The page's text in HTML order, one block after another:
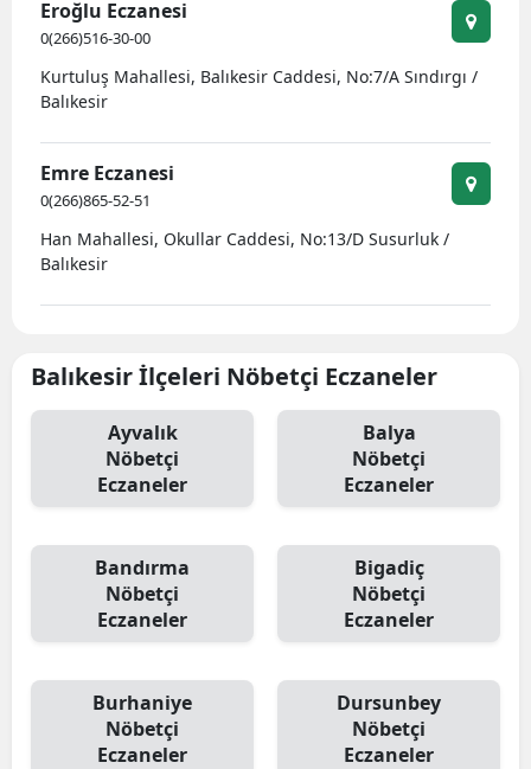
Eroğlu Eczanesi
0(266)516-30-00
Kurtuluş Mahallesi, Balıkesir Caddesi, No:7/A Sındırgı /
Balıkesir
Emre Eczanesi
0(266)865-52-51
Han Mahallesi, Okullar Caddesi, No:13/D Susurluk /
Balıkesir
Balıkesir İlçeleri Nöbetçi Eczaneler
Ayvalık
Nöbetçi
Eczaneler
Balya
Nöbetçi
Eczaneler
Bandırma
Nöbetçi
Eczaneler
Bigadiç
Nöbetçi
Eczaneler
Burhaniye
Nöbetçi
Eczaneler
Dursunbey
Nöbetçi
Eczaneler